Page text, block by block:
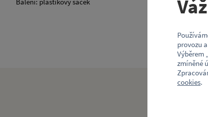
provozu
Výběrem „
zmíněné
cookies.